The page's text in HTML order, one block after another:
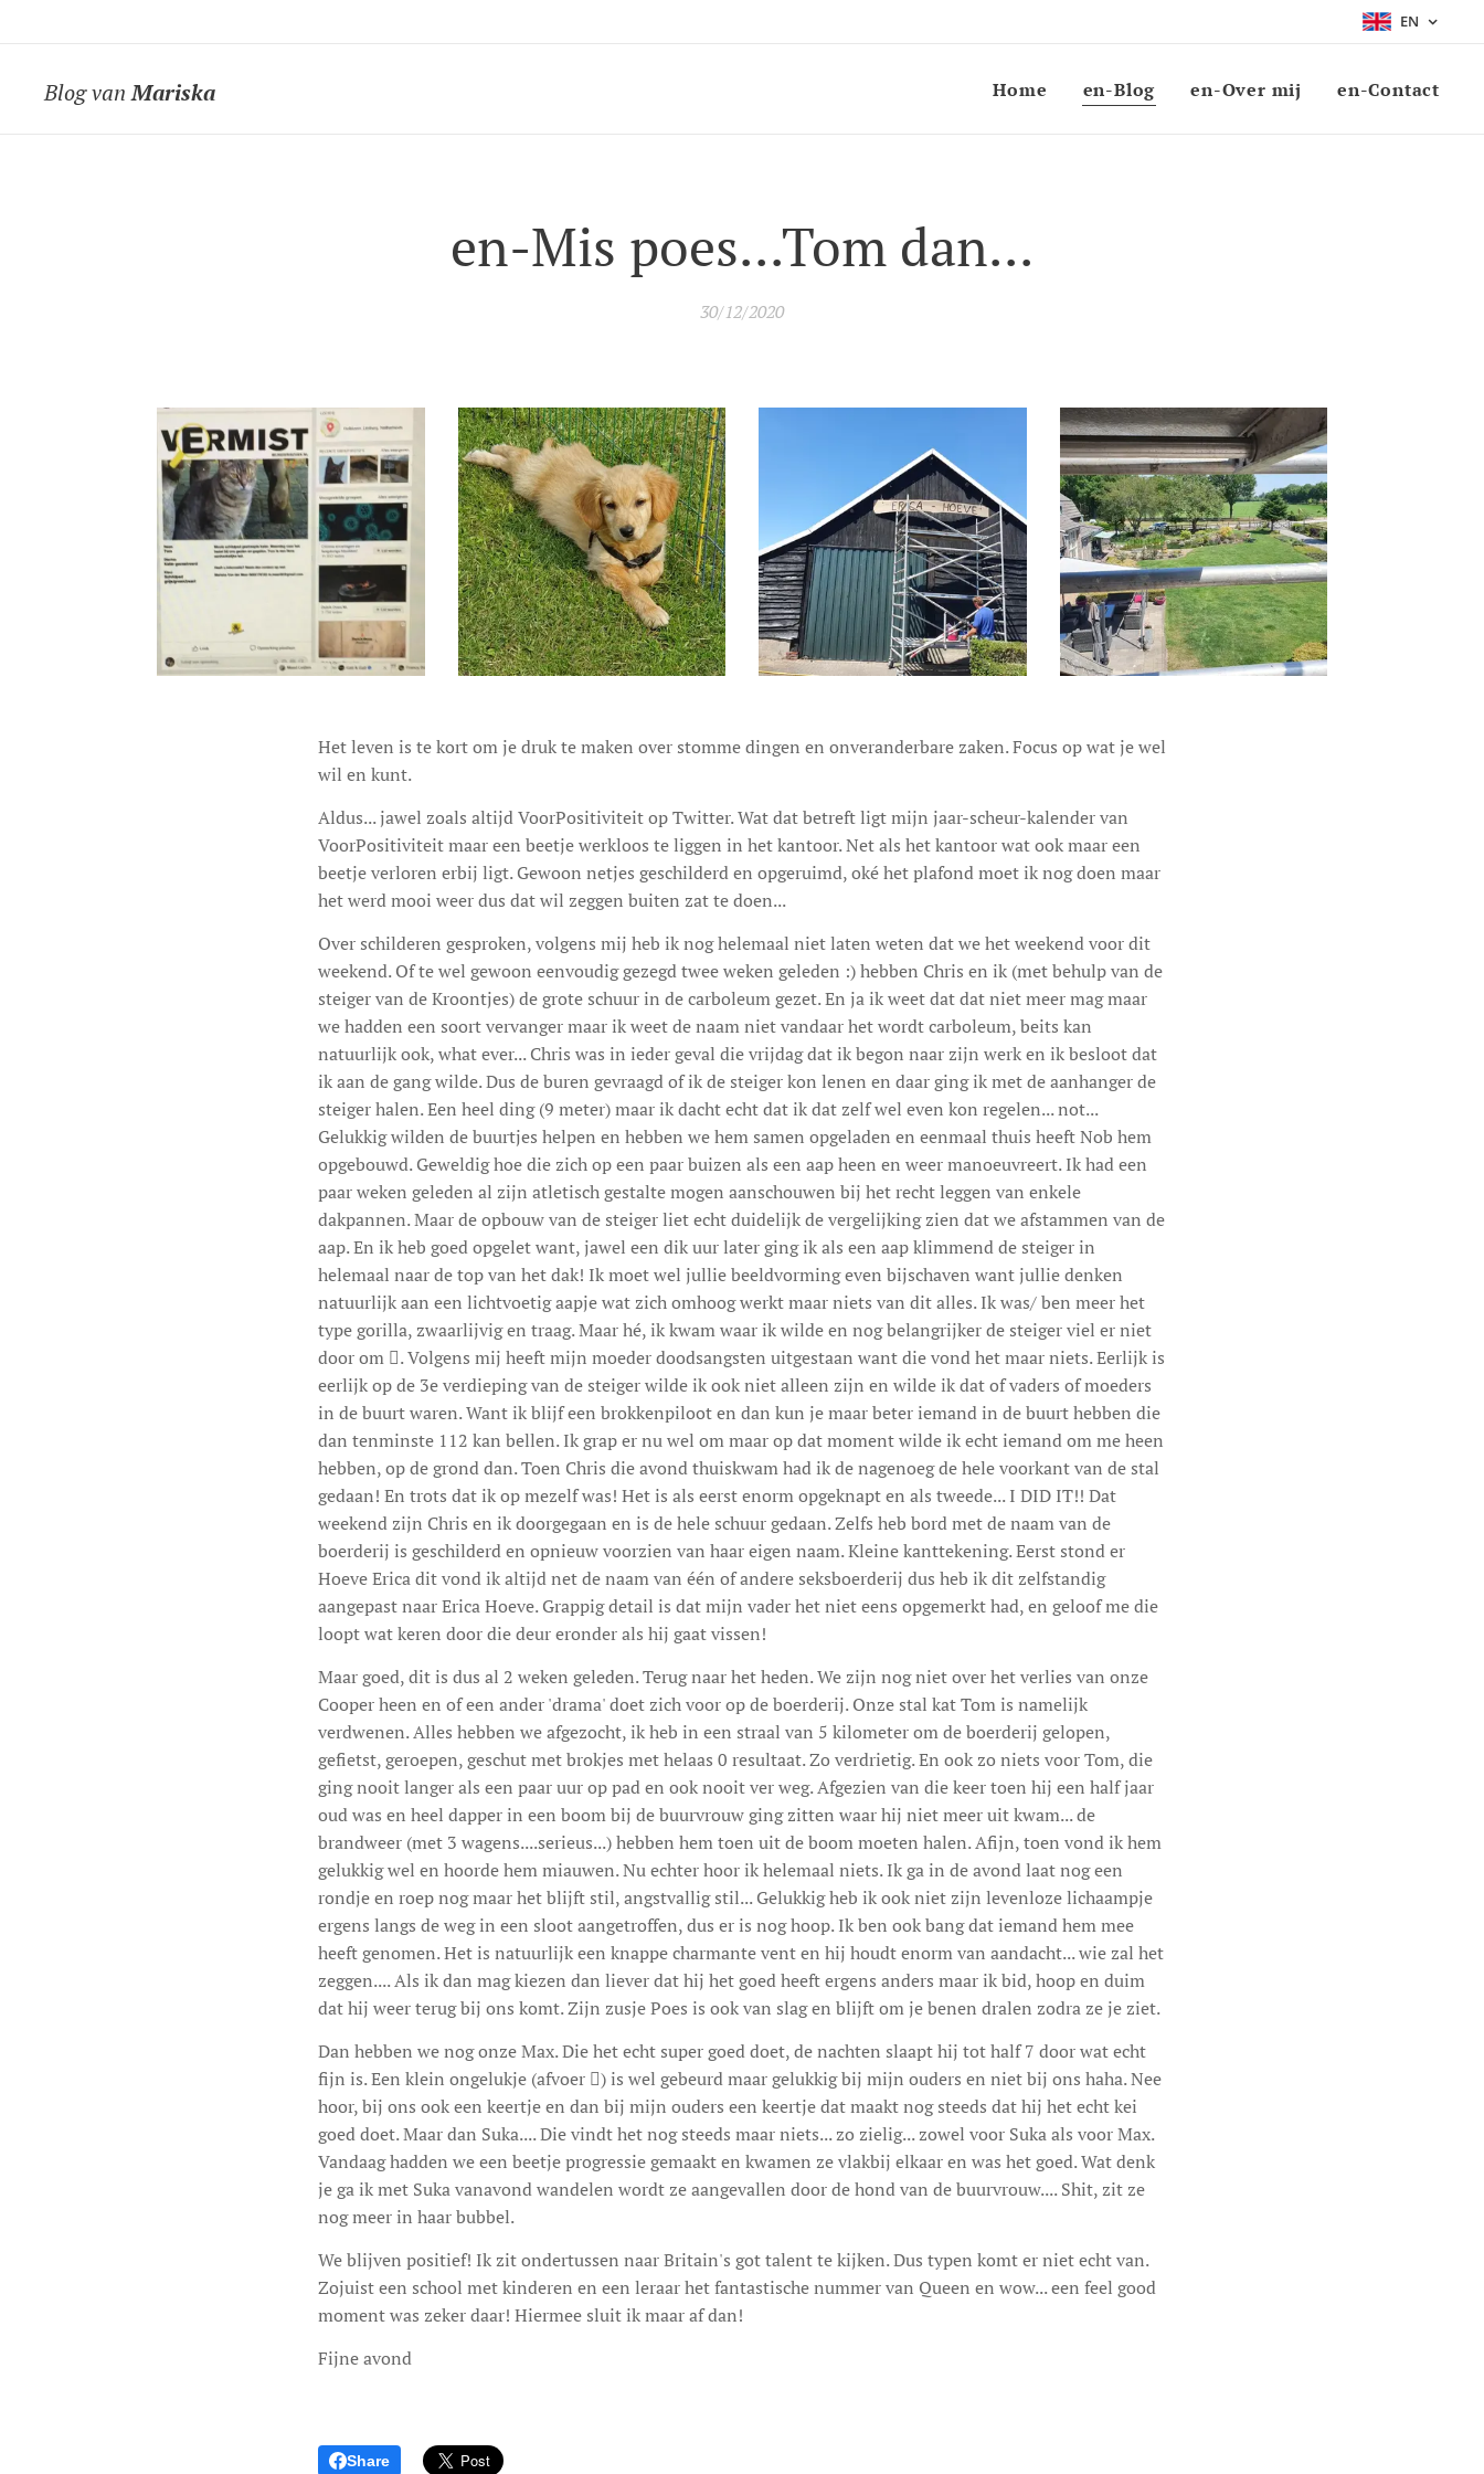
EN
Blog vanMariska Home en-Blog en-Over mij en-Contact
en-Mis poes...Tom dan...
30/12/2020
Het leven is te kort om je druk te maken over stomme dingen en onveranderbare zaken. Focus op wat je wel
wil en kunt.
Aldus... jawel zoals altijd VoorPositiviteit op Twitter. Wat dat betreft ligt mijn jaar-scheur-kalender van
VoorPositiviteit maar een beetje werkloos te liggen in het kantoor. Net als het kantoor wat ook maar een
beetje verloren erbij ligt. Gewoon netjes geschilderd en opgeruimd, oké het plafond moet ik nog doen maar
het werd mooi weer dus dat wil zeggen buiten zat te doen...
Over schilderen gesproken, volgens mij heb ik nog helemaal niet laten weten dat we het weekend voor dit
weekend. Of te wel gewoon eenvoudig gezegd twee weken geleden :) hebben Chris en ik (met behulp van de
steiger van de Kroontjes) de grote schuur in de carboleum gezet. En ja ik weet dat dat niet meer mag maar
we hadden een soort vervanger maar ik weet de naam niet vandaar het wordt carboleum, beits kan
natuurlijk ook, what ever... Chris was in ieder geval die vrijdag dat ik begon naar zijn werk en ik besloot dat
ik aan de gang wilde. Dus de buren gevraagd of ik de steiger kon lenen en daar ging ik met de aanhanger de
steiger halen. Een heel ding (9 meter) maar ik dacht echt dat ik dat zelf wel even kon regelen... not...
Gelukkig wilden de buurtjes helpen en hebben we hem samen opgeladen en eenmaal thuis heeft Nob hem
opgebouwd. Geweldig hoe die zich op een paar buizen als een aap heen en weer manoeuvreert. Ik had een
paar weken geleden al zijn atletisch gestalte mogen aanschouwen bij het recht leggen van enkele
dakpannen. Maar de opbouw van de steiger liet echt duidelijk de vergelijking zien dat we afstammen van de
aap. En ik heb goed opgelet want, jawel een dik uur later ging ik als een aap klimmend de steiger in
helemaal naar de top van het dak! Ik moet wel jullie beeldvorming even bijschaven want jullie denken
natuurlijk aan een lichtvoetig aapje wat zich omhoog werkt maar niets van dit alles. Ik was/ ben meer het
type gorilla, zwaarlijvig en traag. Maar hé, ik kwam waar ik wilde en nog belangrijker de steiger viel er niet
door om . Volgens mij heeft mijn moeder doodsangsten uitgestaan want die vond het maar niets. Eerlijk is
eerlijk op de 3e verdieping van de steiger wilde ik ook niet alleen zijn en wilde ik dat of vaders of moeders
in de buurt waren. Want ik blijf een brokkenpiloot en dan kun je maar beter iemand in de buurt hebben die
dan tenminste 112 kan bellen. Ik grap er nu wel om maar op dat moment wilde ik echt iemand om me heen
hebben, op de grond dan. Toen Chris die avond thuiskwam had ik de nagenoeg de hele voorkant van de stal
gedaan! En trots dat ik op mezelf was! Het is als eerst enorm opgeknapt en als tweede... I DID IT!! Dat
weekend zijn Chris en ik doorgegaan en is de hele schuur gedaan. Zelfs heb bord met de naam van de
boerderij is geschilderd en opnieuw voorzien van haar eigen naam. Kleine kanttekening. Eerst stond er
Hoeve Erica dit vond ik altijd net de naam van één of andere seksboerderij dus heb ik dit zelfstandig
aangepast naar Erica Hoeve. Grappig detail is dat mijn vader het niet eens opgemerkt had, en geloof me die
loopt wat keren door die deur eronder als hij gaat vissen!
Maar goed, dit is dus al 2 weken geleden. Terug naar het heden. We zijn nog niet over het verlies van onze
Cooper heen en of een ander 'drama' doet zich voor op de boerderij. Onze stal kat Tom is namelijk
verdwenen. Alles hebben we afgezocht, ik heb in een straal van 5 kilometer om de boerderij gelopen,
gefietst, geroepen, geschut met brokjes met helaas 0 resultaat. Zo verdrietig. En ook zo niets voor Tom, die
ging nooit langer als een paar uur op pad en ook nooit ver weg. Afgezien van die keer toen hij een half jaar
oud was en heel dapper in een boom bij de buurvrouw ging zitten waar hij niet meer uit kwam... de
brandweer (met 3 wagens....serieus...) hebben hem toen uit de boom moeten halen. Afijn, toen vond ik hem
gelukkig wel en hoorde hem miauwen. Nu echter hoor ik helemaal niets. Ik ga in de avond laat nog een
rondje en roep nog maar het blijft stil, angstvallig stil... Gelukkig heb ik ook niet zijn levenloze lichaampje
ergens langs de weg in een sloot aangetroffen, dus er is nog hoop. Ik ben ook bang dat iemand hem mee
heeft genomen. Het is natuurlijk een knappe charmante vent en hij houdt enorm van aandacht... wie zal het
zeggen.... Als ik dan mag kiezen dan liever dat hij het goed heeft ergens anders maar ik bid, hoop en duim
dat hij weer terug bij ons komt. Zijn zusje Poes is ook van slag en blijft om je benen dralen zodra ze je ziet.
Dan hebben we nog onze Max. Die het echt super goed doet, de nachten slaapt hij tot half 7 door wat echt
fijn is. Een klein ongelukje (afvoer ) is wel gebeurd maar gelukkig bij mijn ouders en niet bij ons haha. Nee
hoor, bij ons ook een keertje en dan bij mijn ouders een keertje dat maakt nog steeds dat hij het echt kei
goed doet. Maar dan Suka.... Die vindt het nog steeds maar niets... zo zielig... zowel voor Suka als voor Max.
Vandaag hadden we een beetje progressie gemaakt en kwamen ze vlakbij elkaar en was het goed. Wat denk
je ga ik met Suka vanavond wandelen wordt ze aangevallen door de hond van de buurvrouw.... Shit, zit ze
nog meer in haar bubbel.
We blijven positief! Ik zit ondertussen naar Britain's got talent te kijken. Dus typen komt er niet echt van.
Zojuist een school met kinderen en een leraar het fantastische nummer van Queen en wow... een feel good
moment was zeker daar! Hiermee sluit ik maar af dan!
Fijne avond
Share